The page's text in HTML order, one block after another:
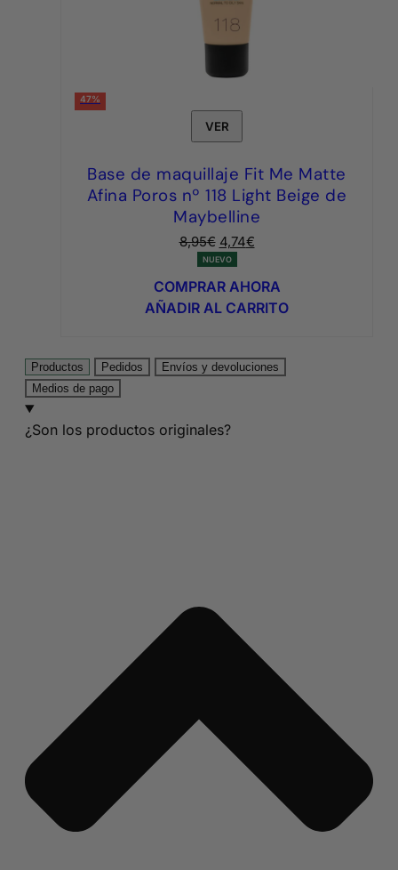
47%
VER
Base de maquillaje Fit Me Matte
Afina Poros nº 118 Light Beige de
Maybelline
8,95€ El
precio
original
era:
8,95€.
4,74€El
actual
es:
4,74€.
NUEVO
COMPRAR AHORA
AÑADIR AL CARRITO
Productos Pedidos
Envíos y devoluciones
Medios de pago
¿Son los productos originales?